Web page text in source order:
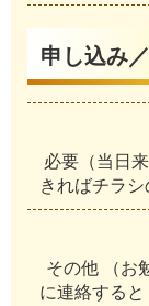
申し込み
必要（当日
きればチラ
その他 （お
に連絡する